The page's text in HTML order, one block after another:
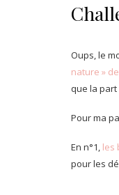
Oups, le
nature »
que la
Pour ma
En n°1, les
pour les